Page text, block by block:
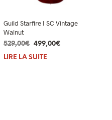
Guild Starfire I SC Vintage
Walnut
529,00€ Le
prix
499,00€Le
LIRE LA SUITE